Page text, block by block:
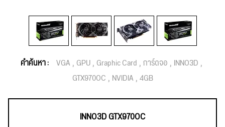
คำค้นหา : VGA GPU Graphic Card การ์ดจอ INNO3D
GTX970OC NVIDIA 4GB
INNO3D GTX970OC